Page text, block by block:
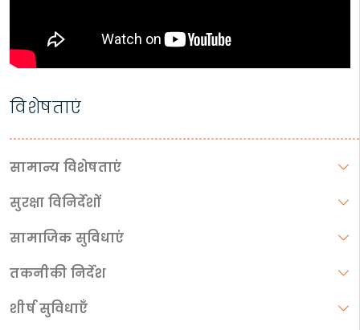
विशेषताएं
सामान्य विशेषताएं
सुरक्षा विनिर्देशों
सामाजिक सुविधाएं
तकनीकी निर्देश
शीर्ष सुविधाएँ